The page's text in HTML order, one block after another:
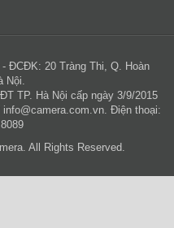
ĐCĐK: 20 Tràng Thi, Q. Hoàn
Nội.
TP. Hà Nội cấp ngày 3/9/2015
info@camera.com.vn . Điện thoại:
All Rights Reserved.